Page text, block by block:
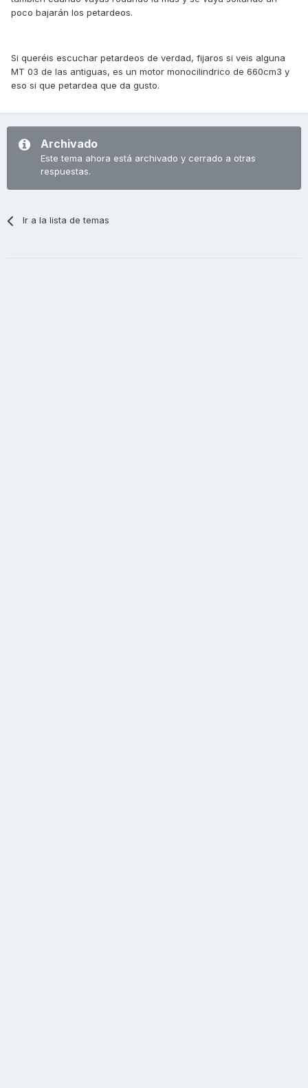
poco bajarán los petardeos.
Si queréis escuchar petardeos de verdad, fijaros si veis alguna
MT 03 de las antiguas, es un motor monocilindrico de 660cm3 y
eso si que petardea que da gusto.
Archivado
Este tema ahora está archivado y cerrado a otras
respuestas.
Ir a la lista de temas